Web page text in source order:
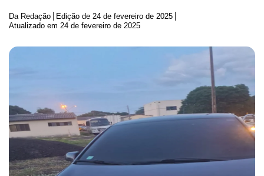
Da Redação Edição de 24 de fevereiro de 2025
Atualizado em 24 de fevereiro de 2025